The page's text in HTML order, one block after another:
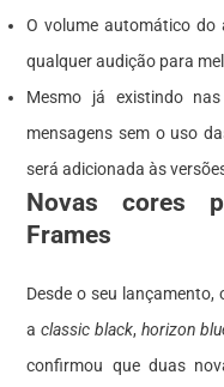
O volume automático do
qualquer audição para
Mesmo já existindo
mensagens sem o uso
será adicionada às
Novas cores
Frames
Desde o seu
aclassic black, horizon
confirmou que duas